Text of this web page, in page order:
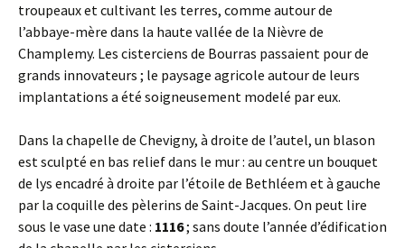
troupeaux et cultivant les terres, comme autour de
l’abbaye-mère dans la haute vallée de la Nièvre de
Champlemy. Les cisterciens de Bourras passaient pour de
grands innovateurs ; le paysage agricole autour de leurs
implantations a été soigneusement modelé par eux.
Dans la chapelle de Chevigny, à droite de l’autel, un blason
est sculpté en bas relief dans le mur : au centre un bouquet
de lys encadré à droite par l’étoile de Bethléem et à gauche
par la coquille des pèlerins de Saint-Jacques. On peut lire
sous le vase une date : 1116; sans doute l’année d’édification